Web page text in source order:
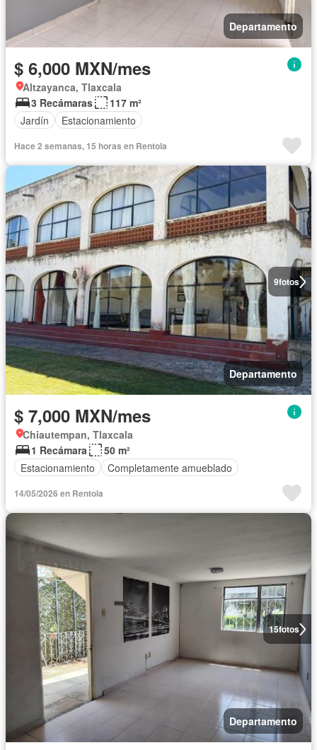
Departamento
$ 6,000 MXN/mes
Altzayanca, Tlaxcala
3 Recámaras
117 m²
Jardín
Estacionamiento
Hace 2 semanas, 15 horas en Rentola
9fotos
Departamento
$ 7,000 MXN/mes
Chiautempan, Tlaxcala
1 Recámara
50 m²
Estacionamiento
Completamente amueblado
14/05/2026 en Rentola
15fotos
Departamento